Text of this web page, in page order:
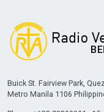
Buick St. Fairview Park,
Metro Manila 1106